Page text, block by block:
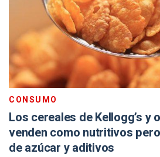
CONSUMO
Los cereales de Kellogg’s y
venden como nutritivos
de azúcar y aditivos